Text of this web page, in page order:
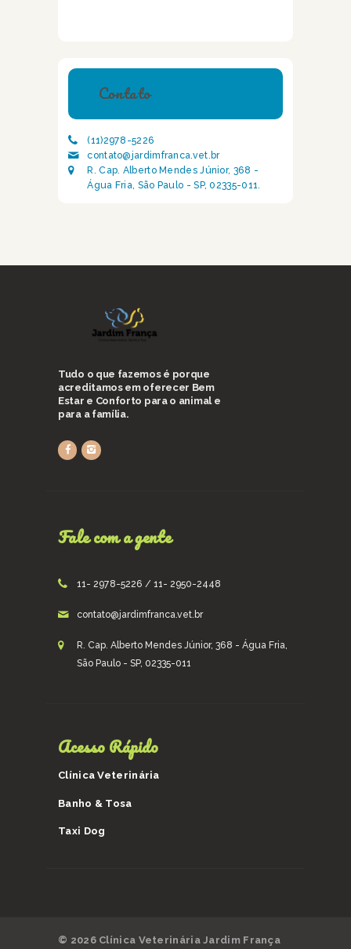
Contato
(11)2978-5226
contato@jardimfranca.vet.br
R. Cap. Alberto Mendes Júnior, 368 -
Água Fria, São Paulo - SP, 02335-011.
Tudo o que fazemos é porque
acreditamos em oferecer Bem
Estar e Conforto para o animal e
para a família.
Fale com a gente
11- 2978-5226 / 11- 2950-2448
contato@jardimfranca.vet.br
R. Cap. Alberto Mendes Júnior, 368 - Água Fria,
São Paulo - SP, 02335-011
Acesso Rápido
Clínica Veterinária
Banho & Tosa
Taxi Dog
© 2026 Clínica Veterinária Jardim França